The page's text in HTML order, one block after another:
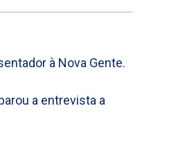
à Nova Gente.
a entrevista a